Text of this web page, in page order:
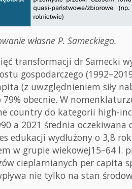
własne P. Sameckiego.
transformacji dr Samecki
gospodarczego
(z uwzględnieniem siły
79% obecnie. W
country do kategorii high-
a 2021 średnia oczekiwana
edukacji wydłużony o 3,8
w grupie wiekowej15–64 l.
cieplarnianych per capita
nie tylko na stan